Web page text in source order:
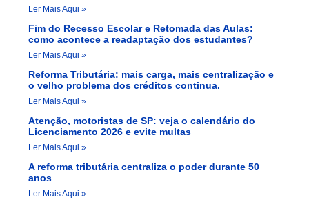
Ler Mais Aqui »
Fim do Recesso Escolar e Retomada das Aulas:
como acontece a readaptação dos estudantes?
Ler Mais Aqui »
Reforma Tributária: mais carga, mais centralização e
o velho problema dos créditos continua.
Ler Mais Aqui »
Atenção, motoristas de SP: veja o calendário do
Licenciamento 2026 e evite multas
Ler Mais Aqui »
A reforma tributária centraliza o poder durante 50
anos
Ler Mais Aqui »